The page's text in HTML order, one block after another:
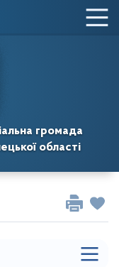
громада
області